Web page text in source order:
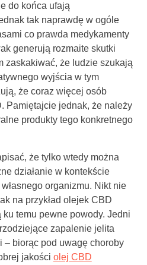
do końca ufają
tak naprawdę w ogóle
co prawda medykamenty
generują rozmaite skutki
zaskakiwać, że ludzie szukają
wyjścia w tym
że coraz więcej osób
Pamiętajcie jednak, że należy
produkty tego konkretnego
że tylko wtedy można
działanie w kontekście
organizmu. Nikt nie
na przykład olejek CBD
temu pewne powody. Jedni
zapalenie jelita
– biorąc pod uwagę choroby
jakości olej CBD